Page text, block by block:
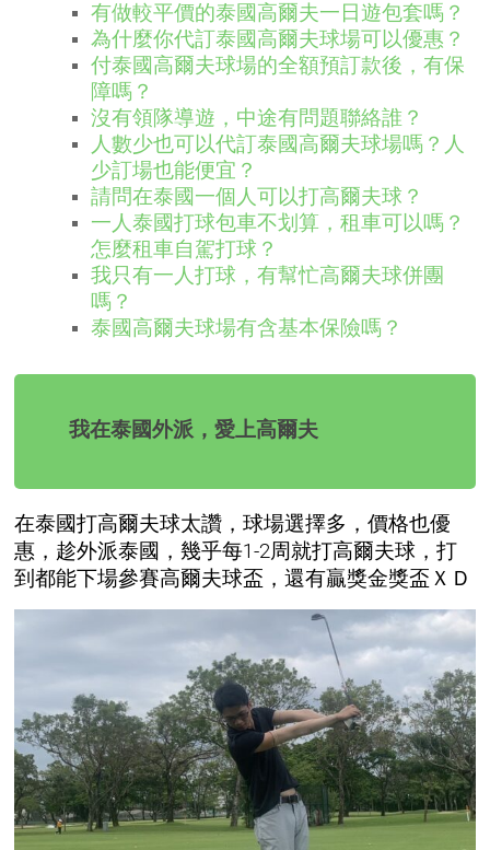
有做較平價的泰國高爾夫一日遊包套嗎？
為什麼你代訂泰國高爾夫球場可以優惠？
付泰國高爾夫球場的全額預訂款後，有保
障嗎？
沒有領隊導遊，中途有問題聯絡誰？
人數少也可以代訂泰國高爾夫球場嗎？人
少訂場也能便宜？
請問在泰國一個人可以打高爾夫球？
一人泰國打球包車不划算，租車可以嗎？
怎麼租車自駕打球？
我只有一人打球，有幫忙高爾夫球併團
嗎？
泰國高爾夫球場有含基本保險嗎？
我在泰國外派，愛上高爾夫
在泰國打高爾夫球太讚，球場選擇多，價格也優
惠，趁外派泰國，幾乎每1-2周就打高爾夫球，打
到都能下場參賽高爾夫球盃，還有贏獎金獎盃ＸＤ